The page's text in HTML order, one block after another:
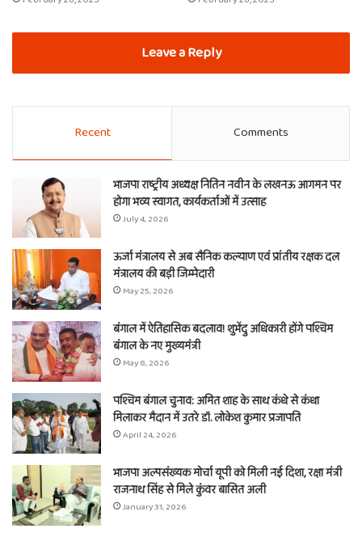
Leave a Reply
Recent Comments
भाजपा राष्ट्रीय अध्यक्ष नितिन नवीन के लखनऊ आगमन पर
होगा भव्य स्वागत, कार्यकर्ताओं में उत्साह
July 4, 2026
ऊर्जा मंत्रालय से अब सैनिक कल्याण एवं प्रांतीय रक्षक दल
मंत्रालय की बड़ी जिम्मेदारी
May 25, 2026
बंगाल में ऐतिहासिक बदलाव! शुभेंदु अधिकारी होंगे पश्चिम
बंगाल के नए मुख्यमंत्री
May 8, 2026
पश्चिम बंगाल चुनाव: अमित शाह के साथ कंधे से कंधा
मिलाकर मैदान में उतरे डॉ. लोकेश कुमार प्रजापति
April 24, 2026
भाजपा अल्पसंख्यक मोर्चा यूपी को मिली नई दिशा, रक्षा मंत्री
राजनाथ सिंह से मिले कुंवर बासित अली
January 31, 2026